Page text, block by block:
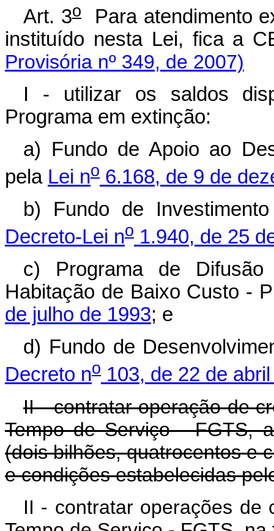
Art. 3oPara atendimento
instituído nesta Lei, fica
Provisória nº 349, de 2007)
I - utilizar os saldos
Programa em extinção:
a) Fundo de Apoio ao
pela Lei no 6.168, de 9 de
b) Fundo de
Decreto-Lei no 1.940, de 25
c) Programa de Difusão
Habitação de Baixo Custo -
de julho de 1993; e
d) Fundo de
Decreto no 103, de 22 de
II - contratar operação de
Tempo de Serviço - FGTS,
(dois bilhões, quatrocentos e
e condições estabelecidas
II - contratar operações de